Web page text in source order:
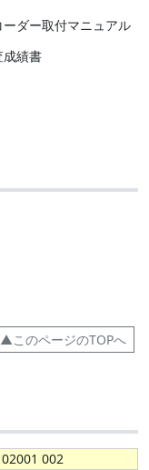
ーダー取付マニュアル
績書
▲このページのTOPへ
02001 002